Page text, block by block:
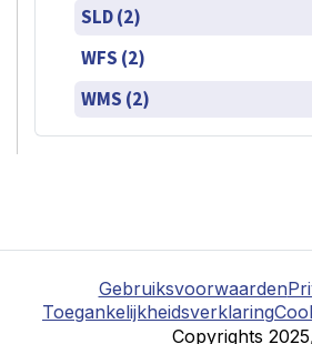
SLD (2)
WFS (2)
WMS (2)
Gebruiksvoorwaarden
Toegankelijkheidsverklaring
Copyrights